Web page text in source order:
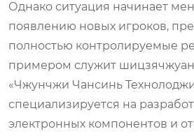
Однако ситуация начинает
появлению новых игроков,
полностью контролируемые
примером служит
«Чжунчжи Чансинь
специализируется на
электронных компонентов и